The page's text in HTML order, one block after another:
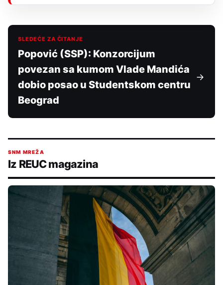
SLEDEĆE ZA ČITANJE
Popović (SSP): Konzorcijum
povezan sa kumom Vlade Mandića
dobio posao u Studentskom centru
Beograd
SNM MREŽA
Iz REUC magazina